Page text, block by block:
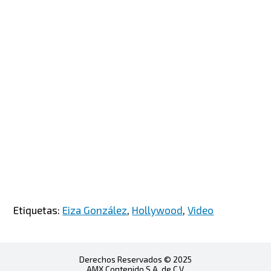
Etiquetas: Eiza González, Hollywood,Video
Derechos Reservados © 2025